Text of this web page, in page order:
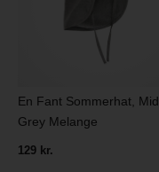
En Fant Sommerhat, Mid
Grey Melange
129 kr.